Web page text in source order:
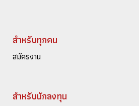
สำหรับทุกคน
สมัครงาน
สำหรับนักลงทุน